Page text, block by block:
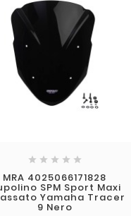
    
MRA 4025066171828
SPM Sport Maxi
Yamaha Tracer
9 Nero